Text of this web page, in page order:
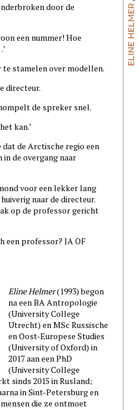
ELINE HELMER
door de
een nummer! Hoe
stamelen over modellen.
directeur.
de spreker snel.
kan.’
dat de Arctische regio een
de overgang naar
voor een lekker lang
naar de directeur.
op de professor gericht
een professor? JA OF
Eline Helmer(1993) begon
na een BA Antropologie
(University College
Utrecht) en MSc Russische
en Oost-Europese Studies
(University of Oxford) in
2017 aan een PhD
(University College
sinds 2015 in Rusland;
in Sint-Petersburg en
die ze ontmoet